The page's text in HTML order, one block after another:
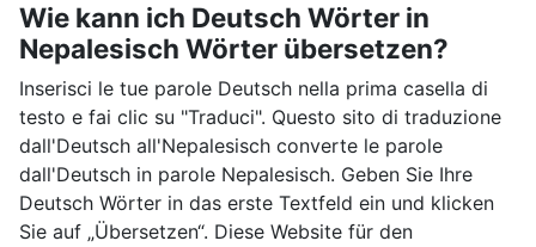
Wie kann ich Deutsch Wörter in
Nepalesisch Wörter übersetzen?
Inserisci le tue parole Deutsch nella prima casella di
testo e fai clic su "Traduci". Questo sito di traduzione
dall'Deutsch all'Nepalesisch converte le parole
dall'Deutsch in parole Nepalesisch. Geben Sie Ihre
Deutsch Wörter in das erste Textfeld ein und klicken
Sie auf „Übersetzen“. Diese Website für den